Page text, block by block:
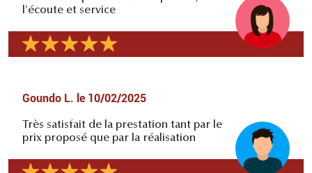
l'écoute et service
Goundo L. le 10/02/2025
Très satisfait de la prestation tant par le
prix proposé que par la réalisation